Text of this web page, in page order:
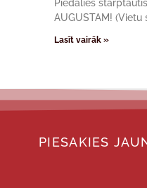
Piedalies
AUGUSTAM!
Lasīt vairāk »
PIESAKIES